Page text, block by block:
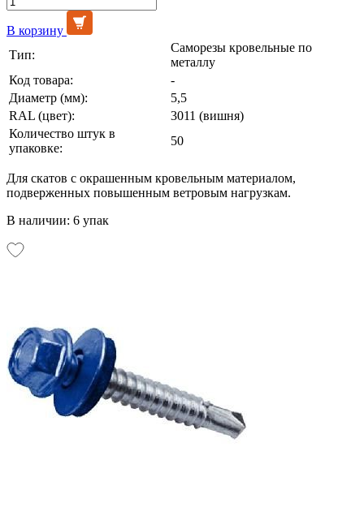
В корзину
Тип:
Саморезы кровельные по
металлу
Код товара:
-
Диаметр (мм):
5,5
RAL (цвет):
3011 (вишня)
Количество штук в
упаковке:
50
Для скатов с окрашенным кровельным материалом,
подверженных повышенным ветровым нагрузкам.
В наличии: 6 упак